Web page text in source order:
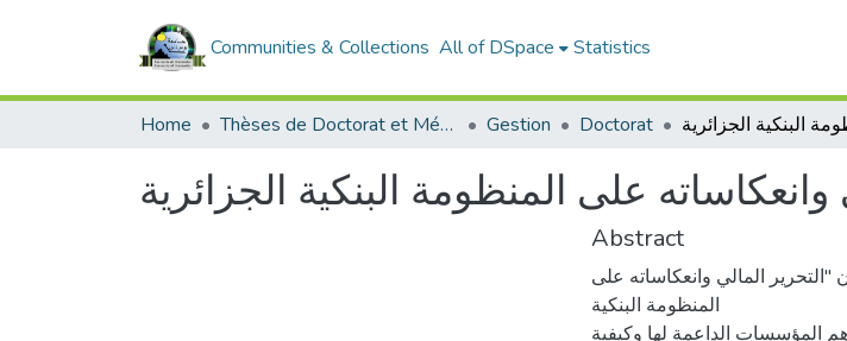
Communities & Collections All of DSpace Statistics
Home Thèses de Doctorat et Mémoires de Magister Gestion Doctorat
وانعكاساته على المنظومة البنكية الجزائرية
Abstract
المالي وانعكاساته على
المنظومة البنكية
المؤسسات الداعمة لها وكيفية